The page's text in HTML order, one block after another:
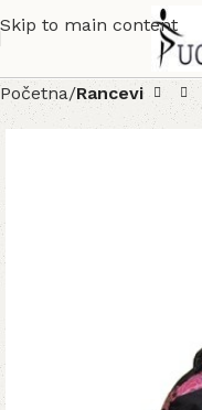
Skip to main content
Početna Rancevi